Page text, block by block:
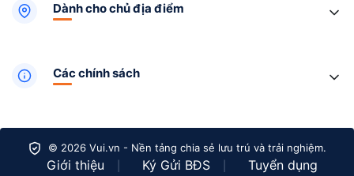
Dành cho chủ địa điểm
Các chính sách
© 2026 Vui.vn - Nền tảng chia sẻ lưu trú và trải nghiệm.
Giới thiệu Ký Gửi BĐS Tuyển dụng